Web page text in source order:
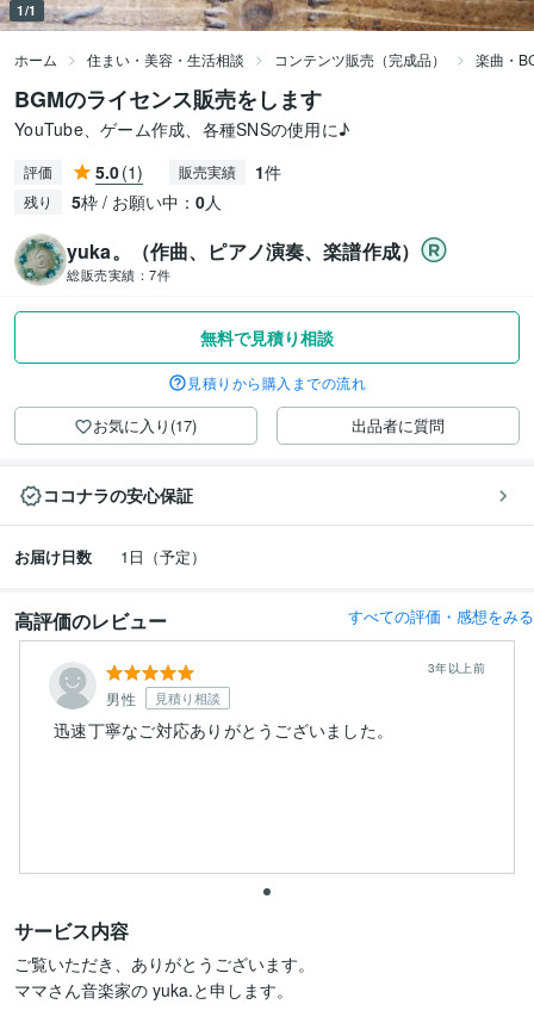
1/1
ホーム 住まい・美容・生活相談 コンテンツ販売（完成品） 楽曲・
BGMのライセンス販売をします
YouTube、ゲーム作成、各種SNSの使用に♪
評価 5.0(1) 販売実績 1件
残り 5枠 / お願い中： 0人
yuka。（作曲、ピアノ演奏、楽譜作成）
総販売実績： 7件
無料で見積り相談
見積りから購入までの流れ
お気に入り(17) 出品者に質問
ココナラの安心保証
お届け日数 1日（予定）
高評価のレビュー すべての評価・感想をみる
男性 見積り相談
3年以上前
迅速丁寧なご対応ありがとうございました。
サービス内容
ご覧いただき、ありがとうございます。
ママさん音楽家の yuka.と申します。